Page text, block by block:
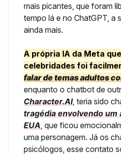
mais picantes, que foram
tempo lá e no ChatGPT, a
ainda mais.
A própria IA da Meta
celebridades foi
falar de temas adultos
enquanto o chatbot de
Character.AI, teria sido
tragédia envolvendo um
EUA , que ficou
uma personagem. Já os
psicólogos, esse contato